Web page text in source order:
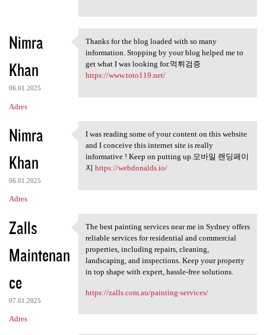
Nimra
Khan
06.01.2025
Adres
Thanks for the blog loaded
Thanks for the blog loaded with so many
information. Stopping by your blog helped me to
get what I was looking for.먹튀검증
https://www.toto119.net/
Nimra
Khan
06.01.2025
Adres
I was reading some of your
I was reading some of your content on this website
and I conceive this internet site is really
informative ! Keep on putting up.모바일 랜딩페이
지 https://webdonalds.io/
Zalls
Maintenan
ce
07.01.2025
Adres
The best painting services
The best painting services near me in Sydney offers
reliable services for residential and commercial
properties, including repairs, cleaning,
landscaping, and inspections. Keep your property
in top shape with expert, hassle-free solutions.
https://zalls.com.au/painting-services/